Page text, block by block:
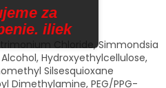
Chloride, Simmondsia
Hydroxyethylcellulose,
Silsesquioxane
Dimethylamine, PEG/PPG-
za
iliek